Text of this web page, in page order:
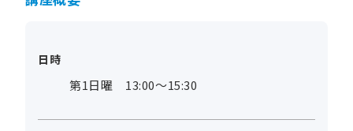
日時
第1日曜 13:00～15:30